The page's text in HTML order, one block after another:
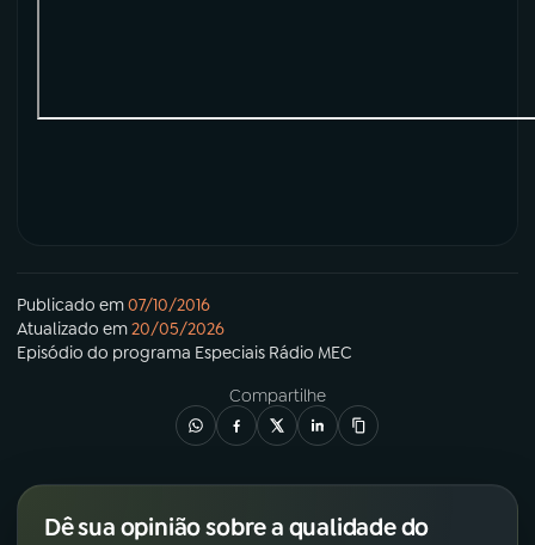
Publicado em07/10/2016
Atualizado em20/05/2026
Episódio do programa Especiais Rádio MEC
Compartilhe
Dê sua opinião sobre a qualidade do